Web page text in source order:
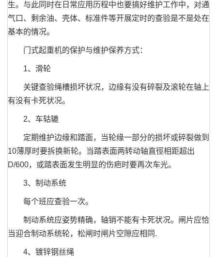
生。与此同时在日常应用历程中也要搞好维护工作中，对通
气口、剩余油、壳体、标准件等开展定时的查验是不是处在
基本的情况。
门式起重机的保护与维护保养方式：
1、滑轮
关键查验绳槽损坏状况，边缘有没有碎裂及滚轮在轴上
有没有卡死状况。
2、车轱辘
定期维护边缘和踏面，当轮缘一部分的损坏或碎裂做到
10薄厚时要拆换新轮。当踏表面两转动轴直徑相距超出
D/600，或踏表面发生明显的伤疤时要再次车光。
3、制动系统
每个班应查验一次。
制动系统应姿势精确，轴销不能有卡死状况。闸片应恰
当迎合制动系统轮，松闸时闸片空隙应相同.
4、镀锌钢丝绳